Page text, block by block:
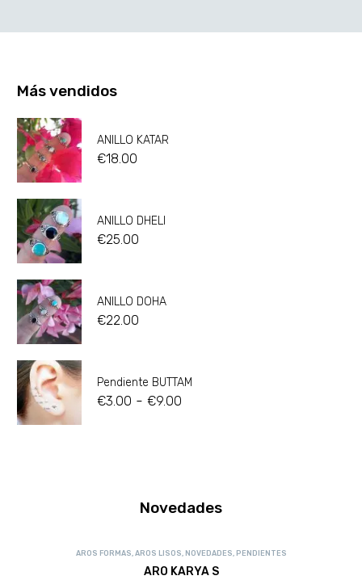
Más vendidos
ANILLO KATAR
€18.00
ANILLO DHELI
€25.00
ANILLO DOHA
€22.00
Pendiente BUTTAM
€3.00 - €9.00
Novedades
AROS FORMAS, AROS LISOS, NOVEDADES, PENDIENTES
ARO KARYA S